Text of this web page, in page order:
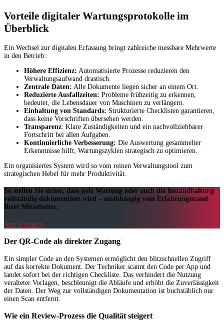
Vorteile digitaler Wartungsprotokolle im
Überblick
Ein Wechsel zur digitalen Erfassung bringt zahlreiche messbare Mehrwerte
in den Betrieb:
Höhere Effizienz: Automatisierte Prozesse reduzieren den
Verwaltungsaufwand drastisch.
Zentrale Daten: Alle Dokumente liegen sicher an einem Ort.
Reduzierte Ausfallzeiten: Probleme frühzeitig zu erkennen,
bedeutet, die Lebensdauer von Maschinen zu verlängern.
Einhaltung von Standards: Strukturierte Checklisten garantieren,
dass keine Vorschriften übersehen werden.
Transparenz: Klare Zuständigkeiten und ein nachvollziehbarer
Fortschritt bei allen Aufgaben.
Kontinuierliche Verbesserung: Die Auswertung gesammelter
Erkenntnisse hilft, Wartungszyklen strategisch zu optimieren.
Ein organisiertes System wird so vom reinen Verwaltungstool zum
strategischen Hebel für mehr Produktivität.
So stellen Sie sicher, dass jede Wartung oder auch die Instandhaltung
vollständig dokumentiert wird – unabhängig vom Erfahrungsstand
Ihrer Mitarbeiter.
Jetzt anfragen
Der QR-Code als direkter Zugang
Ein simpler Code an den Systemen ermöglicht den blitzschnellen Zugriff
auf das korrekte Dokument. Der Techniker scannt den Code per App und
landet sofort bei der richtigen Checkliste. Das verhindert die Nutzung
veralteter Vorlagen, beschleunigt die Abläufe und erhöht die Zuverlässigkeit
der Daten. Der Weg zur vollständigen Dokumentation ist buchstäblich nur
einen Scan entfernt.
Wie ein Review-Prozess die Qualität steigert